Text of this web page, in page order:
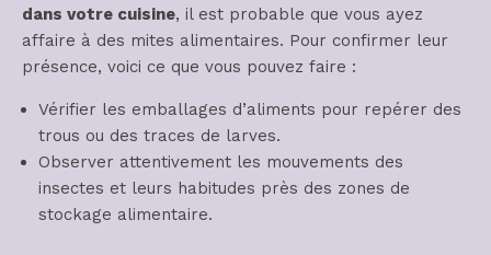
dans votre cuisine, il est probable que vous ayez
affaire à des mites alimentaires. Pour confirmer leur
présence, voici ce que vous pouvez faire :
Vérifier les emballages d’aliments pour repérer des
trous ou des traces de larves.
Observer attentivement les mouvements des
insectes et leurs habitudes près des zones de
stockage alimentaire.